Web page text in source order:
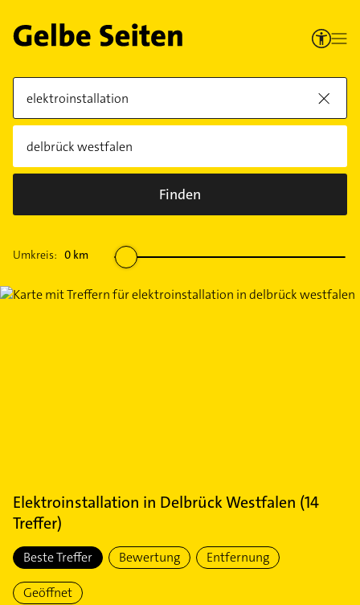
Finden
Umkreis: 0 km
Elektroinstallation in Delbrück Westfalen (14
Treffer)
Beste Treffer Bewertung Entfernung
Geöffnet